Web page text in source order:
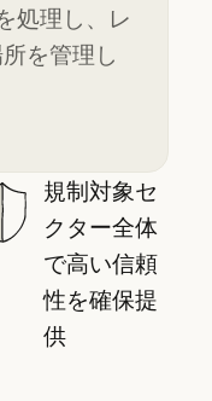
処理し、レ
を管理し
規制対象セ
クター全体
で高い信頼
性を確保提
供